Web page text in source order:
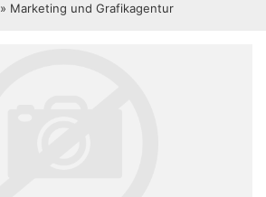
» Marketing und Grafikagentur